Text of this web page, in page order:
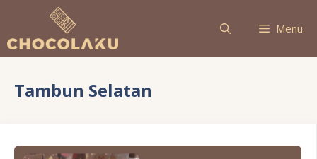
Langsung
isi
Menu
Tambun Selatan